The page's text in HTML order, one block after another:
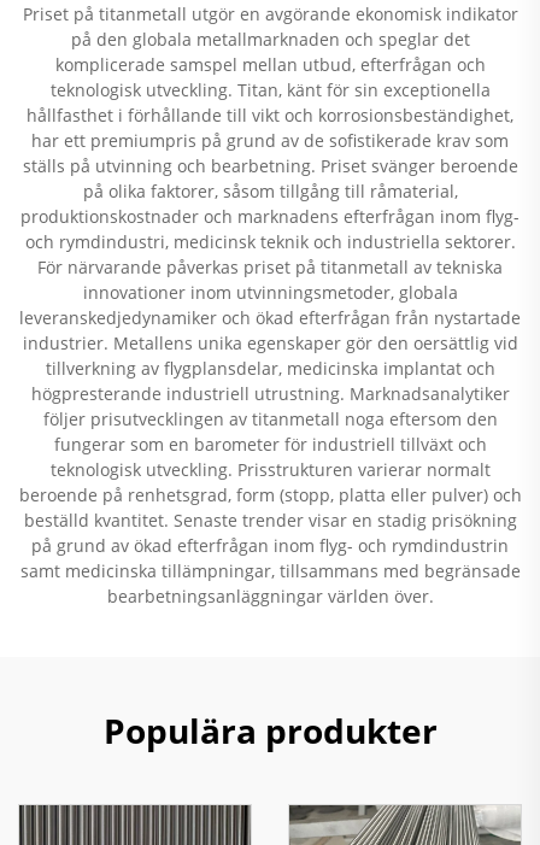
Priset på titanmetall utgör en avgörande ekonomisk indikator
på den globala metallmarknaden och speglar det
komplicerade samspel mellan utbud, efterfrågan och
teknologisk utveckling. Titan, känt för sin exceptionella
hållfasthet i förhållande till vikt och korrosionsbeständighet,
har ett premiumpris på grund av de sofistikerade krav som
ställs på utvinning och bearbetning. Priset svänger beroende
på olika faktorer, såsom tillgång till råmaterial,
produktionskostnader och marknadens efterfrågan inom flyg-
och rymdindustri, medicinsk teknik och industriella sektorer.
För närvarande påverkas priset på titanmetall av tekniska
innovationer inom utvinningsmetoder, globala
leveranskedjedynamiker och ökad efterfrågan från nystartade
industrier. Metallens unika egenskaper gör den oersättlig vid
tillverkning av flygplansdelar, medicinska implantat och
högpresterande industriell utrustning. Marknadsanalytiker
följer prisutvecklingen av titanmetall noga eftersom den
fungerar som en barometer för industriell tillväxt och
teknologisk utveckling. Prisstrukturen varierar normalt
beroende på renhetsgrad, form (stopp, platta eller pulver) och
beställd kvantitet. Senaste trender visar en stadig prisökning
på grund av ökad efterfrågan inom flyg- och rymdindustrin
samt medicinska tillämpningar, tillsammans med begränsade
bearbetningsanläggningar världen över.
Populära produkter